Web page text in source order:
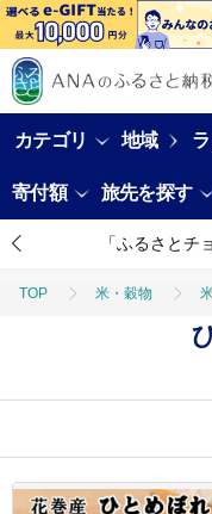
カテゴリ 地域
寄付額 旅先を探す
「ふるさとチ
TOP 米・穀物